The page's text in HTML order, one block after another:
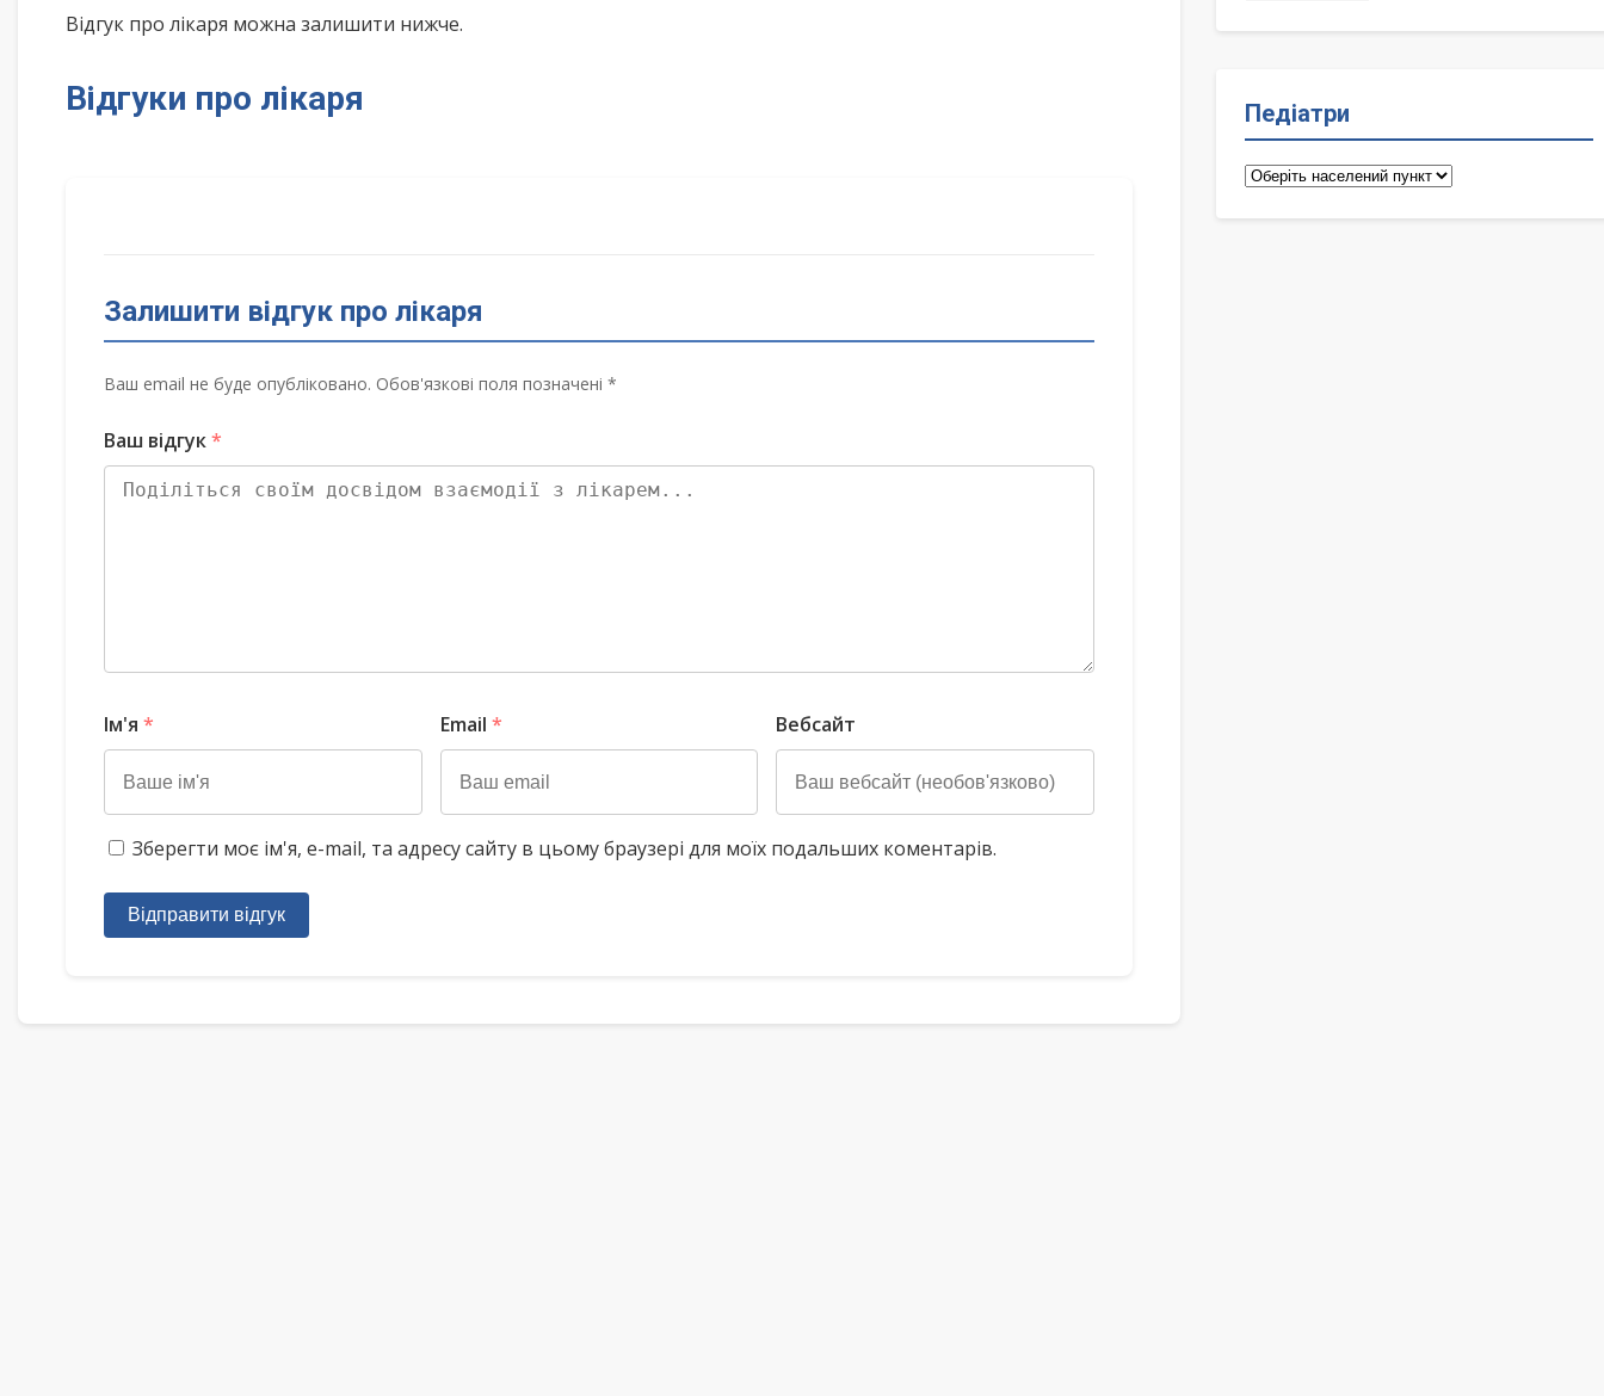
Відгук про лікаря можна залишити нижче.
Відгуки про лікаря
Залишити відгук про лікаря
Ваш email не буде опубліковано. Обов'язкові поля позначені *
Ваш відгук*
Ім'я * Email * Вебсайт
Зберегти моє ім'я, e-mail, та адресу сайту в цьому браузері для моїх подальших коментарів.
Відправити відгук
Педіатри
Педіатри